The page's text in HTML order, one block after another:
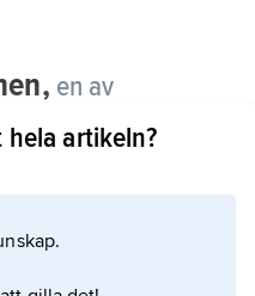
en av
Goldman ( 1910–
som
jämvikt
ett
artikeln?